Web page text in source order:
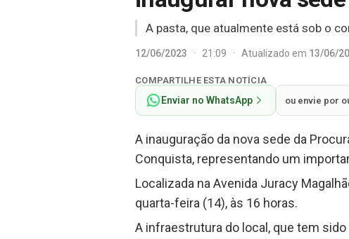
A pasta, que atualmente está sob o
12/06/2023 · 21:09 · Atualizado em 13/06/
COMPARTILHE ESTA NOTÍCIA
Enviar no WhatsApp ou envie por
A inauguração da nova sede da
Conquista, representando um
Localizada na Avenida Juracy
quarta-feira (14), às 16 horas.
A infraestrutura do local, que tem